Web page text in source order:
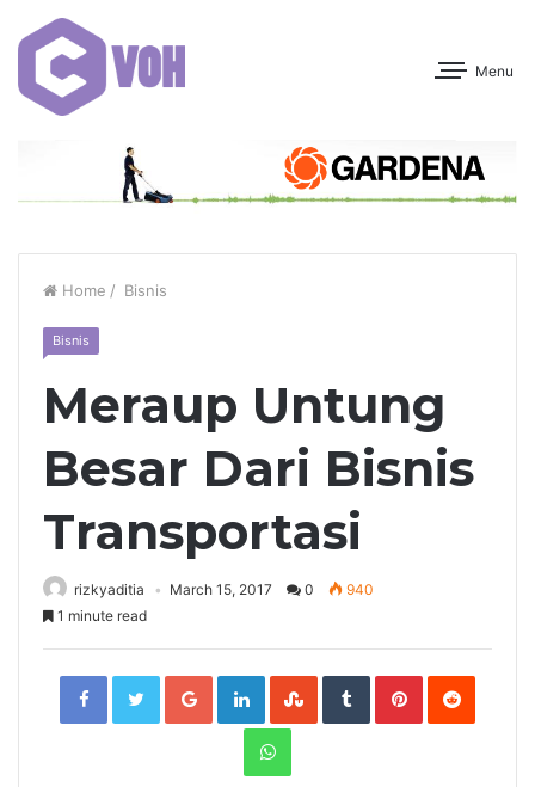
Menu
Home / Bisnis
Bisnis
Meraup Untung
Besar Dari Bisnis
Transportasi
rizkyaditia March 15, 2017 0
940
1 minute read
FacebookTwitterGoogle+LinkedInStumbleUpon
TumblrPinterestReddit
WhatsApp